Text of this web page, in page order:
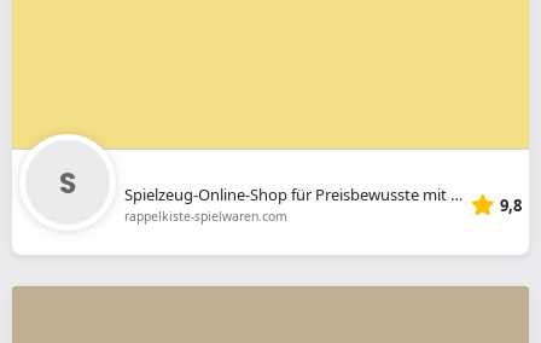
Spielzeug-Online-Shop für Preisbewusste mit Gratis-Artikel ab 20Euro-Einkauf.
rappelkiste-spielwaren.com 9,8